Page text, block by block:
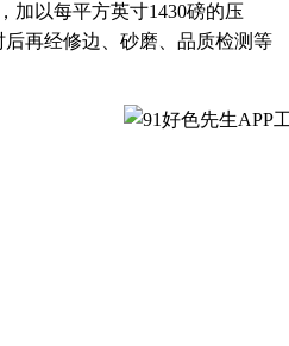
，加以每平方英寸1430磅的压
再经修边、砂磨、品质检测等